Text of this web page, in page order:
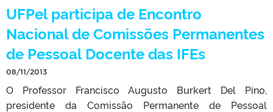
UFPel participa de Encontro
Nacional de Comissões Permanentes
de Pessoal Docente das IFEs
08/11/2013
O Professor Francisco Augusto Burkert Del Pino,
presidente da Comissão Permanente de Pessoal